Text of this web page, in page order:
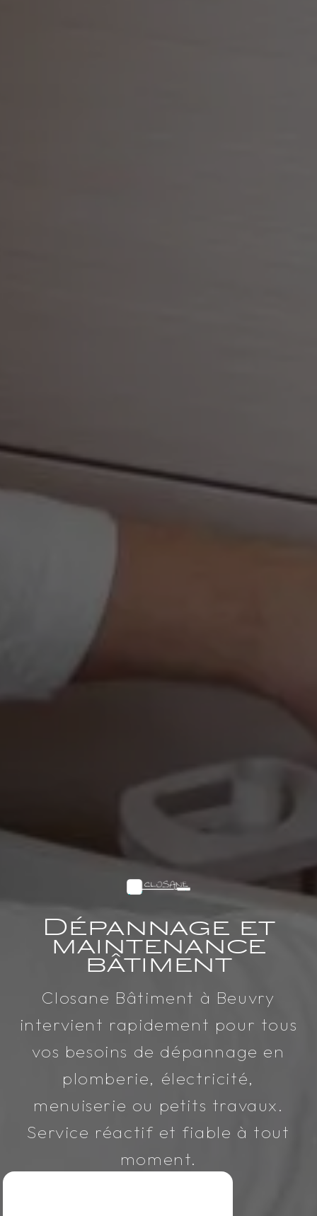
Dépannage et
maintenance
bâtiment
Closane Bâtiment à Beuvry
intervient rapidement pour tous
vos besoins de dépannage en
plomberie, électricité,
menuiserie ou petits travaux.
Service réactif et fiable à tout
moment.